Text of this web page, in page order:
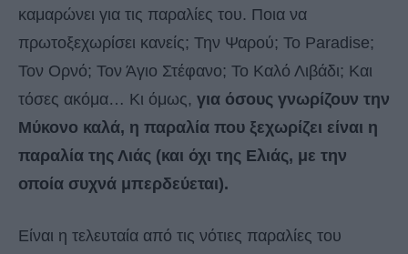
καμαρώνει για τις παραλίες του. Ποια να
πρωτοξεχωρίσει κανείς; Την Ψαρού; Το Paradise;
Τον Ορνό; Τον Άγιο Στέφανο; Το Καλό Λιβάδι; Και
τόσες ακόμα… Κι όμως, για όσους γνωρίζουν την
Μύκονο καλά, η παραλία που ξεχωρίζει είναι η
παραλία της Λιάς (και όχι της Ελιάς, με την
οποία συχνά μπερδεύεται).
Είναι η τελευταία από τις νότιες παραλίες του